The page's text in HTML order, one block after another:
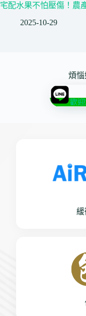
宅配水果不怕壓傷！農
2025-10-29
煩惱
歡
緩